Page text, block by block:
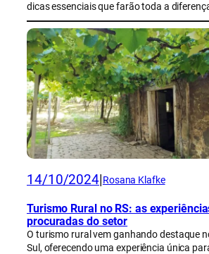
dicas essenciais que farão toda a
14/10/2024 Rosana Klafke
Turismo Rural no RS: as
procuradas do setor
O turismo rural vem ganhando destaque
Sul, oferecendo uma experiência única